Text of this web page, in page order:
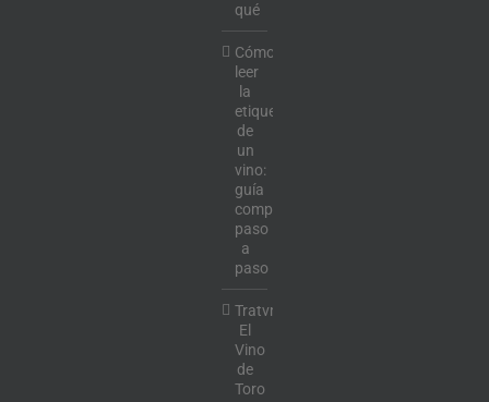
qué
Cómo
leer
la
etiqueta
de
un
vino:
guía
completa
paso
a
paso
Tratvm:
El
Vino
de
Toro